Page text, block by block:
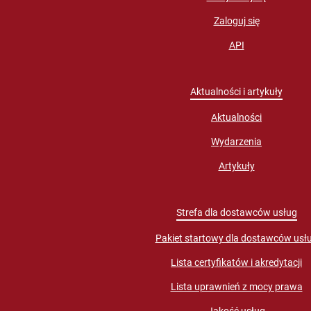
Zaloguj się
API
Aktualności i artykuły
Aktualności
Wydarzenia
Artykuły
Strefa dla dostawców usług
Pakiet startowy dla dostawców
Lista certyfikatów i akredytacji
Lista uprawnień z mocy prawa